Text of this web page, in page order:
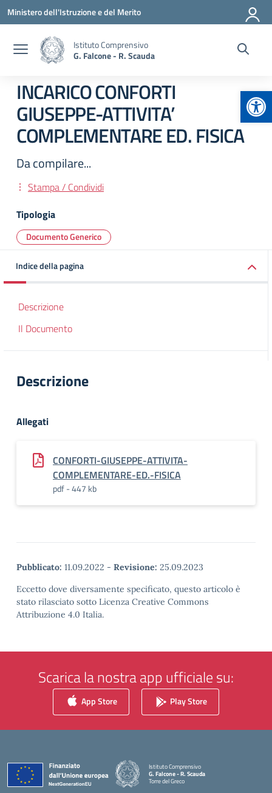
Vai ai contenuti
Vai al menu di navigazione
Vai al footer
Ministero dell'Istruzione e del Merito
Istituto Comprensivo
G. Falcone - R. Scauda
INCARICO CONFORTI
GIUSEPPE-ATTIVITA’
COMPLEMENTARE ED. FISICA
Da compilare...
Stampa / Condividi
Tipologia
Documento Generico
Indice della pagina
Descrizione
Il Documento
Descrizione
Allegati
CONFORTI-GIUSEPPE-ATTIVITA-
COMPLEMENTARE-ED.-FISICA
pdf - 447 kb
Pubblicato: 11.09.2022 - Revisione: 25.09.2023
Eccetto dove diversamente specificato, questo articolo è
stato rilasciato sotto Licenza Creative Commons
Attribuzione 4.0 Italia.
Scarica la nostra app ufficiale su:
App Store Play Store
Istituto Comprensivo
G. Falcone - R. Scauda
Torre del Greco